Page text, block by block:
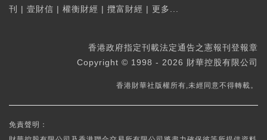
刊
| 壹財信 | 權衡財經 | 攬富財經 | 更多...
香港政府指定刊載法定通告之憲報刊登報章
Copyright © 1998 - 2026 財華控股有限公司
香港財華社版權所有,未經同意不得轉載。
免責聲明：